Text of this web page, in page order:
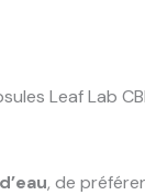
Leaf Lab
, de